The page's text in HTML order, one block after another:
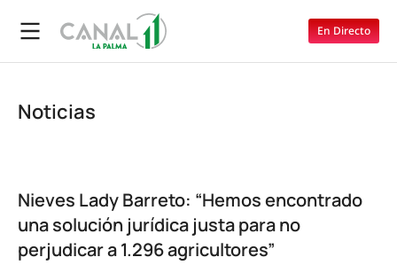
En Directo
Noticias
Nieves Lady Barreto: “Hemos encontrado
una solución jurídica justa para no
perjudicar a 1.296 agricultores”